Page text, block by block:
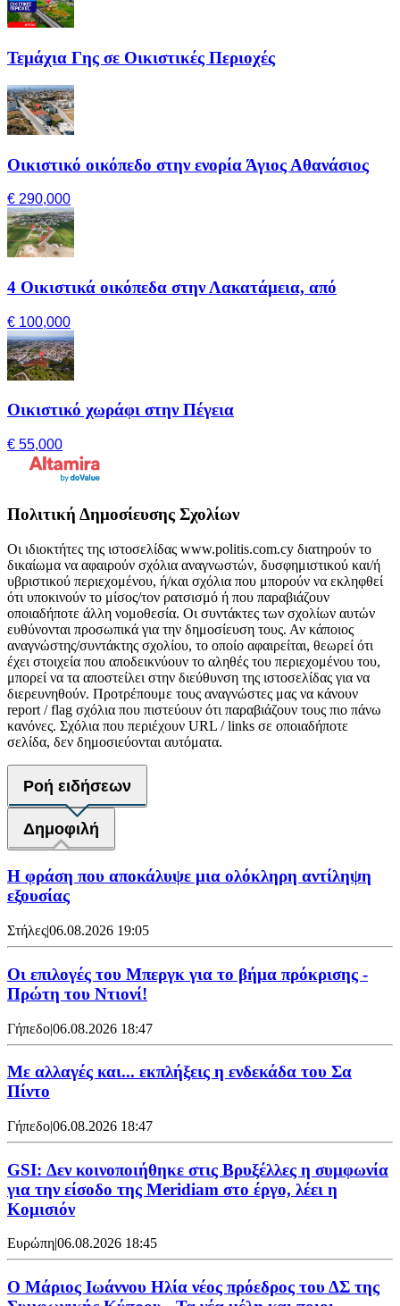
Τεμάχια Γης σε Οικιστικές Περιοχές
Οικιστικό οικόπεδο στην ενορία Άγιος Αθανάσιος
€ 290,000
4 Οικιστικά οικόπεδα στην Λακατάμεια, από
€ 100,000
Οικιστικό χωράφι στην Πέγεια
€ 55,000
Πολιτική Δημοσίευσης Σχολίων
Οι ιδιοκτήτες της ιστοσελίδας www.politis.com.cy διατηρούν το
δικαίωμα να αφαιρούν σχόλια αναγνωστών, δυσφημιστικού και/ή
υβριστικού περιεχομένου, ή/και σχόλια που μπορούν να εκληφθεί
ότι υποκινούν το μίσος/τον ρατσισμό ή που παραβιάζουν
οποιαδήποτε άλλη νομοθεσία. Οι συντάκτες των σχολίων αυτών
ευθύνονται προσωπικά για την δημοσίευση τους. Αν κάποιος
αναγνώστης/συντάκτης σχολίου, το οποίο αφαιρείται, θεωρεί ότι
έχει στοιχεία που αποδεικνύουν το αληθές του περιεχομένου του,
μπορεί να τα αποστείλει στην διεύθυνση της ιστοσελίδας για να
διερευνηθούν. Προτρέπουμε τους αναγνώστες μας να κάνουν
report / flag σχόλια που πιστεύουν ότι παραβιάζουν τους πιο πάνω
κανόνες. Σχόλια που περιέχουν URL / links σε οποιαδήποτε
σελίδα, δεν δημοσιεύονται αυτόματα.
Ροή ειδήσεων
Δημοφιλή
Η φράση που αποκάλυψε μια ολόκληρη αντίληψη
εξουσίας
Στήλες|06.08.2026 19:05
Οι επιλογές του Μπεργκ για το βήμα πρόκρισης -
Πρώτη του Ντιονί!
Γήπεδο|06.08.2026 18:47
Με αλλαγές και... εκπλήξεις η ενδεκάδα του Σα
Πίντο
Γήπεδο|06.08.2026 18:47
GSI: Δεν κοινοποιήθηκε στις Βρυξέλλες η συμφωνία
για την είσοδο της Meridiam στο έργο, λέει η
Κομισιόν
Ευρώπη|06.08.2026 18:45
Ο Μάριος Ιωάννου Ηλία νέος πρόεδρος του ΔΣ της